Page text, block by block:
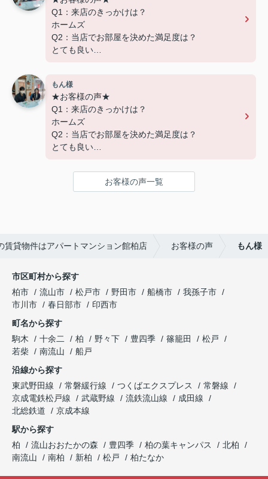
---------------------------
この度は弊社でのご契約ありがとうございまし
た！
アパートマンション館では、お部屋のご紹介だけ
でなく、入居後のアフターフォローもさせて頂いて
引越し業者のご紹介やインターネット回線のご相
談、その他入居中のお困りごとなどございました
ら、どうぞお気軽にご相談ください。
アパートマンション館は365日毎日キャンペーン
開催中！ お問い合わせは 04(7167)1222までどう
ぞ♪
Q1：来店のきっかけは？
ホームズ
Q2：当店でお部屋を決めた満足度は？
とても良い
---------------------------
この度は弊社でのご契約ありがとうございまし
た！
アパートマンション館では、お部屋のご紹介だけ
でなく、入居後のアフターフォローもさせて頂いて
引越し業者のご紹介やインターネット回線のご相
談、その他入居中のお困りごとなどございました
もん様
★お客様の声★
Q1：来店のきっかけは？
ホームズ
Q2：当店でお部屋を決めた満足度は？
とても良い
アパートマンション館では、お部屋のご紹介だけ
でなく、入居後のアフターフォローもさせて頂いて
引越し業者のご紹介やインターネット回線のご相
ら、どうぞお気軽にご相談ください。
アパートマンション館は365日毎日キャンペーン
開催中！ お問い合わせは 04(7167)1222までどう
ぞ♪
お客様の声一覧
賃貸物件はアパートマンション館柏店 お客様の声 もん様
市区町村から探す
柏市
流山市 松戸市 野田市 船橋市
我孫子市
市川市
春日部市
印西市
町名から探す
駒木
十余二 柏 野々下 豊四季 篠籠田
松戸
若柴
南流山
船戸
沿線から探す
東武野田線
常磐緩行線 つくばエクスプレス
常磐線
京成電鉄松戸線
武蔵野線 流鉄流山線
成田線
北総鉄道
京成本線
駅から探す
柏
流山おおたかの森 豊四季 柏の葉キャンパス
北柏
南流山
南柏 新柏 松戸 柏たなか